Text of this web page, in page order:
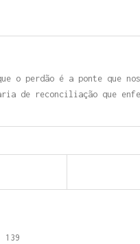
o perdão é a ponte que
de reconciliação que